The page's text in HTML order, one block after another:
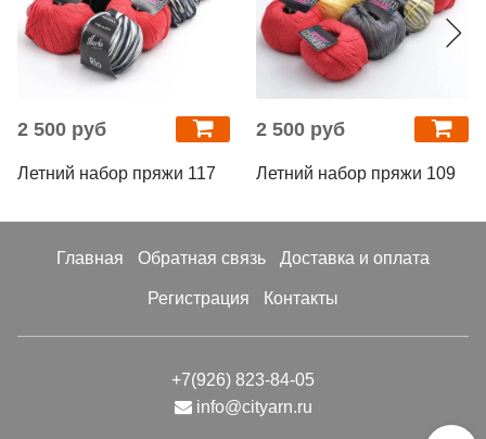
2 500 руб
Летний набор пряжи 117
2 500 руб
Летний набор пряжи 109
Главная Обратная связь Доставка и оплата
Регистрация Контакты
+7(926) 823-84-05
info@cityarn.ru